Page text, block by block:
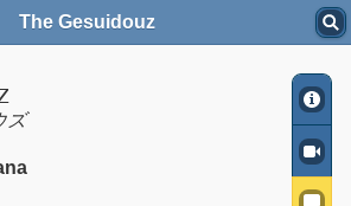
The Gesuidouz
ズ